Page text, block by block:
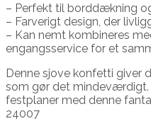
– Perfekt til borddækning
– Farverigt design, der
– Kan nemt kombineres
engangsservice for et
Denne sjove konfetti giver
som gør det
festplaner med denne
24007